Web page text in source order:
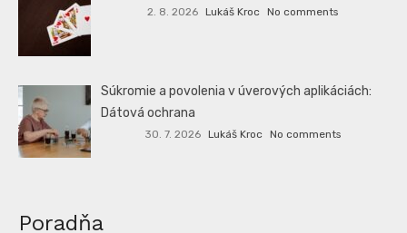
2. 8. 2026 Lukáš Kroc No comments
Súkromie a povolenia v úverových aplikáciách:
Dátová ochrana
30. 7. 2026 Lukáš Kroc No comments
Poradňa